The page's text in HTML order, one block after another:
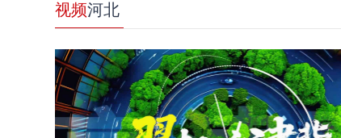
视频河北